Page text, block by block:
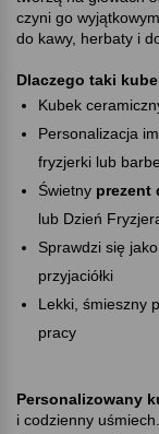
czyni go
do kawy, herbaty i
Dlaczego taki
Kubek
Personalizacja
fryzjerki lub
Świetny prezent
lub Dzień
Sprawdzi się
przyjaciółki
Lekki, śmieszny
pracy
Personalizowany
i codzienny